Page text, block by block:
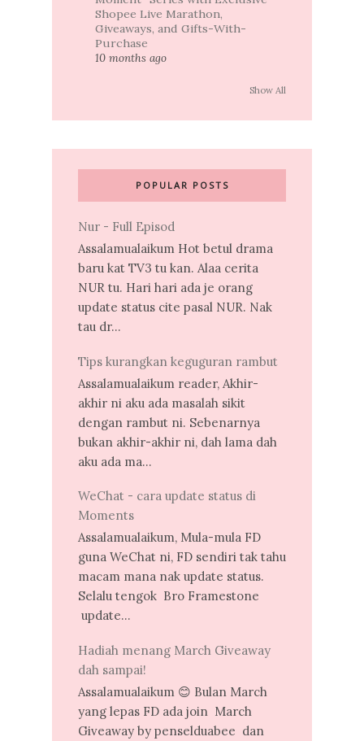
Shopee Live Marathon,
Giveaways, and Gifts-With-
Purchase
10 months ago
Show All
POPULAR POSTS
Nur - Full Episod
Assalamualaikum Hot betul drama
baru kat TV3 tu kan. Alaa cerita
NUR tu. Hari hari ada je orang
update status cite pasal NUR. Nak
tau dr...
Tips kurangkan keguguran rambut
Assalamualaikum reader, Akhir-
akhir ni aku ada masalah sikit
dengan rambut ni. Sebenarnya
bukan akhir-akhir ni, dah lama dah
aku ada ma...
WeChat - cara update status di
Moments
Assalamualaikum, Mula-mula FD
guna WeChat ni, FD sendiri tak tahu
macam mana nak update status.
Selalu tengok Bro Framestone
update...
Hadiah menang March Giveaway
dah sampai!
Assalamualaikum 😊 Bulan March
yang lepas FD ada join March
Giveaway by penselduabee dan